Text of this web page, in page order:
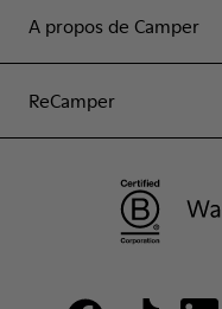
A propos de Camper
ReCamper